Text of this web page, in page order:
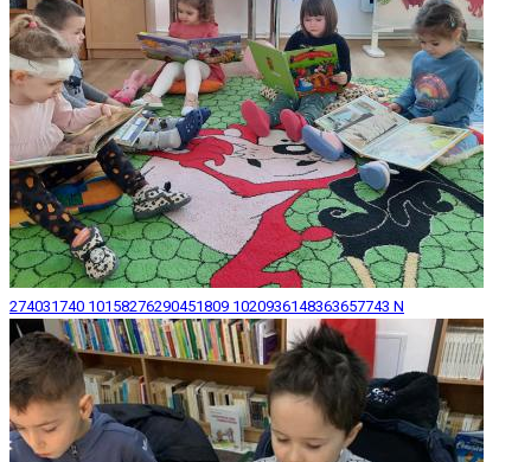
274031740 10158276290451809 1020936148363657743 N